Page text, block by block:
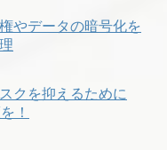
やデータの暗号化を
クを抑えるために
！